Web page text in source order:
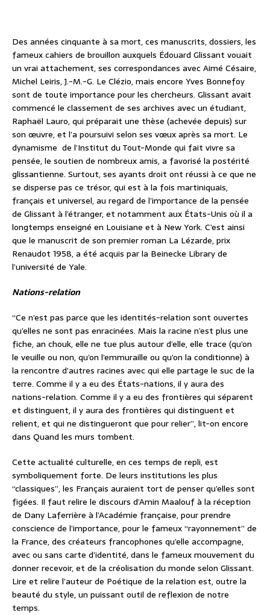
Des années cinquante à sa mort, ces manuscrits, dossiers, les
fameux cahiers de brouillon auxquels Édouard Glissant vouait
un vrai attachement, ses correspondances avec Aimé Césaire,
Michel Leiris, J.-M.-G. Le Clézio, mais encore Yves Bonnefoy
sont de toute importance pour les chercheurs. Glissant avait
commencé le classement de ses archives avec un étudiant,
Raphaël Lauro, qui préparait une thèse (achevée depuis) sur
son œuvre, et l’a poursuivi selon ses vœux après sa mort. Le
dynamisme de l’Institut du Tout-Monde qui fait vivre sa
pensée, le soutien de nombreux amis, a favorisé la postérité
glissantienne. Surtout, ses ayants droit ont réussi à ce que ne
se disperse pas ce trésor, qui est à la fois martiniquais,
français et universel, au regard de l’importance de la pensée
de Glissant à l’étranger, et notamment aux États-Unis où il a
longtemps enseigné en Louisiane et à New York. C’est ainsi
que le manuscrit de son premier roman La Lézarde, prix
Renaudot 1958, a été acquis par la Beinecke Library de
l’université de Yale.
Nations-relation
“Ce n’est pas parce que les identités-relation sont ouvertes
qu’elles ne sont pas enracinées. Mais la racine n’est plus une
fiche, an chouk, elle ne tue plus autour d’elle, elle trace (qu’on
le veuille ou non, qu’on l’emmuraille ou qu’on la conditionne) à
la rencontre d’autres racines avec qui elle partage le suc de la
terre. Comme il y a eu des États-nations, il y aura des
nations-relation. Comme il y a eu des frontières qui séparent
et distinguent, il y aura des frontières qui distinguent et
relient, et qui ne distingueront que pour relier”, lit-on encore
dans Quand les murs tombent.
Cette actualité culturelle, en ces temps de repli, est
symboliquement forte. De leurs institutions les plus
“classiques”, les Français auraient tort de penser qu’elles sont
figées. Il faut relire le discours d’Amin Maalouf à la réception
de Dany Laferrière à l’Académie française, pour prendre
conscience de l’importance, pour le fameux “rayonnement” de
la France, des créateurs francophones qu’elle accompagne,
avec ou sans carte d’identité, dans le fameux mouvement du
donner recevoir, et de la créolisation du monde selon Glissant.
Lire et relire l’auteur de Poétique de la relation est, outre la
beauté du style, un puissant outil de reflexion de notre
temps.